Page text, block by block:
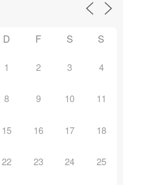
D F S S
1 2 3 4
8 9 10 11
15 16 17 18
22 23 24 25